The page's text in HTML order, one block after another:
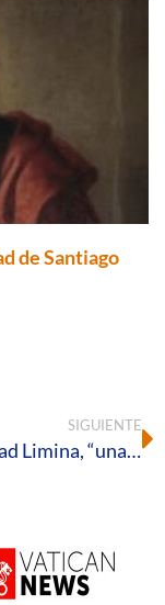
de Santiago
SIGUIENTE
La Visita ad Limina, “una experiencia de la catolicidad de la Iglesia”